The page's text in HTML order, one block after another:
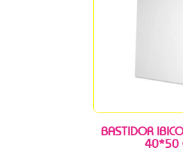
BASTIDOR
40*50